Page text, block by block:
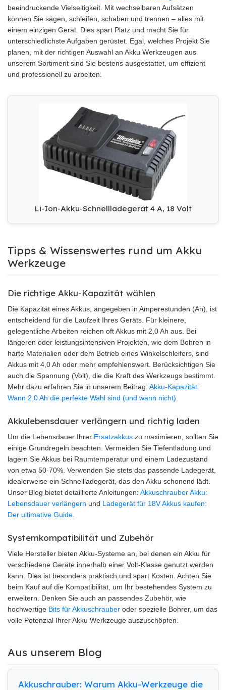
beeindruckende Vielseitigkeit. Mit wechselbaren Aufsätzen
können Sie sägen, schleifen, schaben und trennen – alles mit
einem einzigen Gerät. Dies spart Platz und macht Sie für
unterschiedlichste Aufgaben gerüstet. Egal, welches Projekt Sie
planen, mit der richtigen Auswahl an Akku Werkzeugen aus
unserem Sortiment sind Sie bestens ausgestattet, um effizient
und professionell zu arbeiten.
Li-Ion-Akku-Schnellladegerät 4 A, 18 Volt
Tipps & Wissenswertes rund um Akku
Werkzeuge
Die richtige Akku-Kapazität wählen
Die Kapazität eines Akkus, angegeben in Amperestunden (Ah), ist
entscheidend für die Laufzeit Ihres Geräts. Für kleinere,
gelegentliche Arbeiten reichen oft Akkus mit 2,0 Ah aus. Bei
längeren oder leistungsintensiven Projekten, wie dem Bohren in
harte Materialien oder dem Betrieb eines Winkelschleifers, sind
Akkus mit 4,0 Ah oder mehr empfehlenswert. Berücksichtigen Sie
auch die Spannung (Volt), die die Kraft des Werkzeugs bestimmt.
Mehr dazu erfahren Sie in unserem Beitrag: Akku-Kapazität:
Wann 2,0 Ah die perfekte Wahl sind (und wann nicht)
Akkulebensdauer verlängern und richtig laden
Um die Lebensdauer Ihrer Ersatzakkus zu maximieren, sollten Sie
einige Grundregeln beachten. Vermeiden Sie Tiefentladung und
lagern Sie Akkus bei Raumtemperatur und einem Ladezustand
von etwa 50-70%. Verwenden Sie stets das passende Ladegerät,
idealerweise ein Schnellladegerät, das den Akku schonend lädt.
Unser Blog bietet detaillierte Anleitungen: Akkuschrauber Akku:
Lebensdauer verlängern und Ladegerät für 18V Akkus kaufen:
Der ultimative Guide
Systemkompatibilität und Zubehör
Viele Hersteller bieten Akku-Systeme an, bei denen ein Akku für
verschiedene Geräte innerhalb einer Volt-Klasse genutzt werden
kann. Dies ist besonders praktisch und spart Kosten. Achten Sie
beim Kauf auf die Kompatibilität, um Ihr bestehendes System zu
erweitern. Denken Sie auch an passendes Zubehör, wie
hochwertige Bits für Akkuschrauber oder spezielle Bohrer, um das
volle Potenzial Ihrer Akku Werkzeuge auszuschöpfen.
Aus unserem Blog
Akkuschrauber: Warum Akku-Werkzeuge die